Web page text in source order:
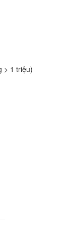
> 1 triệu)